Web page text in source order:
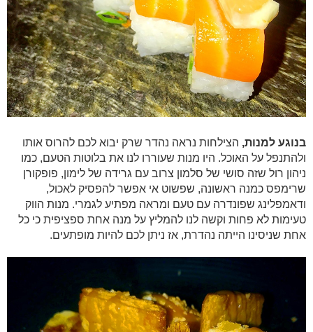
בנוגע למנות, הצילחות נראה נהדר שרק יבוא לכם להרוס אותו
ולהתנפל על האוכל. היו מנות שעוררו לנו את בלוטות הטעם, כמו
ניהון רול שזה סושי של סלמון צרוב עם גרידה של לימון, פופקורן
שרימפס כמנה ראשונה, שפשוט אי אפשר להפסיק לאכול,
ודאמפלינג שפונדרה עם טעם ומראה מפתיע לגמרי. מנות הווק
טעימות לא פחות וקשה לנו להמליץ על מנה אחת ספציפית כי כל
אחת שניסינו הייתה נהדרת, אז ניתן לכם להיות מופתעים.